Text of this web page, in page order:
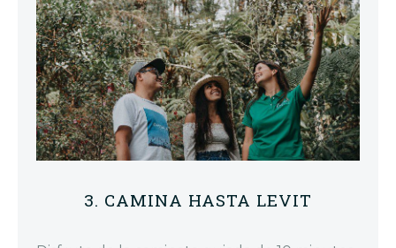
3. CAMINA HASTA LEVIT